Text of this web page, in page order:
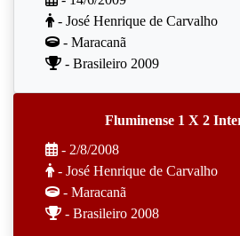
- José Henrique de Carvalho
- Maracanã
- Brasileiro 2009
Fluminense 1 X 2
- 2/8/2008
- José Henrique de Carvalho
- Maracanã
- Brasileiro 2008